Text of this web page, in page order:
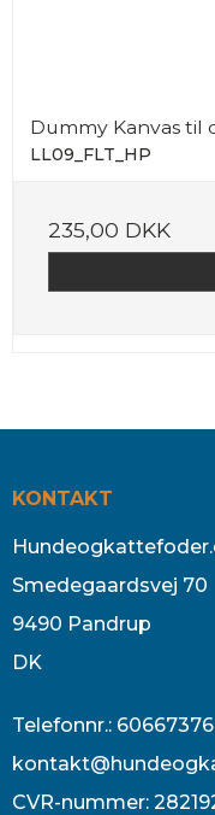
Dummy Kanvas til
LL09_FLT_HP
235,00 DKK
KONTAKT
Smedegaardsvej 70
9490 Pandrup
DK
Telefonnr.: 60667376
CVR-nummer: